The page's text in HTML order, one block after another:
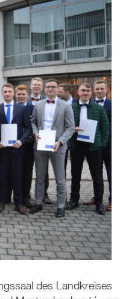
des Landkreises